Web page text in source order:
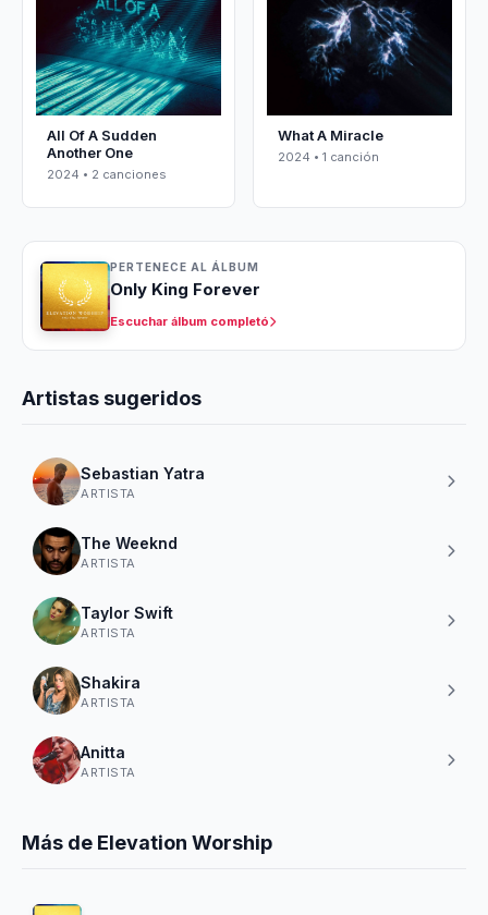
All Of A Sudden
Another One
2024 • 2 canciones
What A Miracle
2024 • 1 canción
PERTENECE AL ÁLBUM
Only King Forever
Escuchar álbum completó
Artistas sugeridos
Sebastian Yatra
ARTISTA
The Weeknd
ARTISTA
Taylor Swift
ARTISTA
Shakira
ARTISTA
Anitta
ARTISTA
Más de Elevation Worship